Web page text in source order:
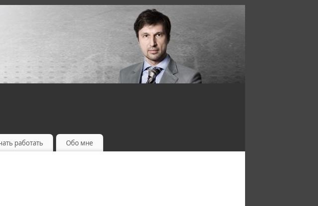
работать Обо мне